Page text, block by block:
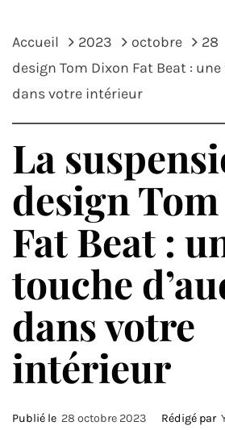
Accueil 2023 octobre 28
design Tom Dixon Fat Beat :
dans votre intérieur
La
design
Fat Beat :
touche
dans votre
intérieur
Publié le 28 octobre 2023 Rédigé par